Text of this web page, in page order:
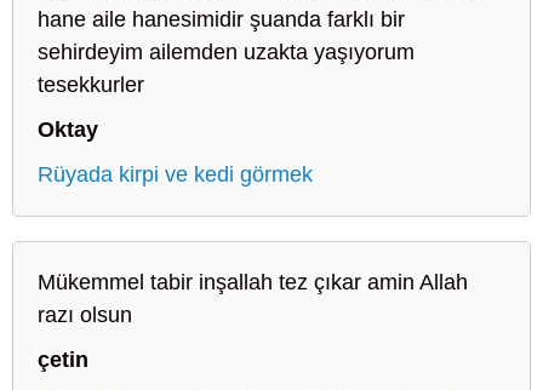
hane aile hanesimidir şuanda farklı bir
sehirdeyim ailemden uzakta yaşıyorum
tesekkurler
Oktay
Rüyada kirpi ve kedi görmek
Mükemmel tabir inşallah tez çıkar amin Allah
razı olsun
çetin